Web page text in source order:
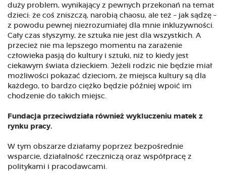
duży problem, wynikający z pewnych przekonań na temat
dzieci: że coś zniszczą, narobią chaosu, ale też – jak sądzę –
z powodu pewnej niezrozumiałej dla mnie inkluzywności.
Cały czas słyszymy, że sztuka nie jest dla wszystkich. A
przecież nie ma lepszego momentu na zarażenie
człowieka pasją do kultury i sztuki, niż to kiedy jest
ciekawym świata dzieckiem. Jeżeli rodzic nie będzie miał
możliwości pokazać dzieciom, że miejsca kultury są dla
każdego, to bardzo ciężko będzie później wpoić im
chodzenie do takich miejsc.
Fundacja przeciwdziała również wykluczeniu matek z
rynku pracy.
W tym obszarze działamy poprzez bezpośrednie
wsparcie, działalność rzeczniczą oraz współpracę z
politykami i pracodawcami.